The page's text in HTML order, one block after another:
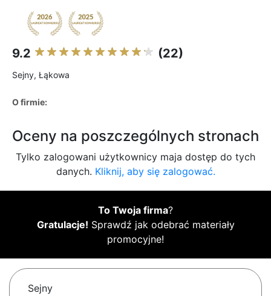
9.2 (22)
Sejny, Łąkowa
O firmie:
Oceny na poszczególnych stronach
Tylko zalogowani użytkownicy maja dostęp do tych
danych. Kliknij, aby się zalogować.
To Twoja firma?
Gratulacje! Sprawdź jak odebrać materiały
promocyjne!
Sejny